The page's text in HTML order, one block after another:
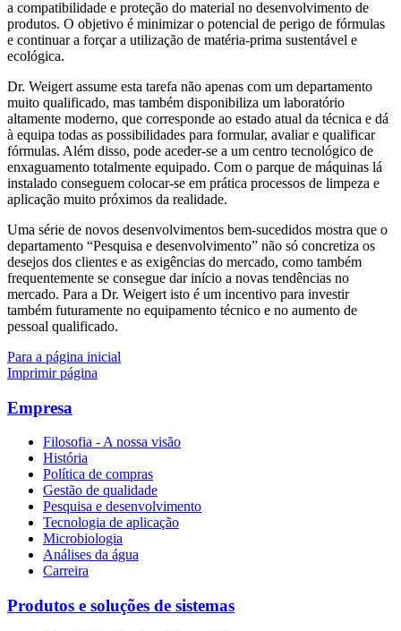
a compatibilidade e proteção do material no desenvolvimento de
produtos. O objetivo é minimizar o potencial de perigo de fórmulas
e continuar a forçar a utilização de matéria-prima sustentável e
ecológica.
Dr. Weigert assume esta tarefa não apenas com um departamento
muito qualificado, mas também disponibiliza um laboratório
altamente moderno, que corresponde ao estado atual da técnica e dá
à equipa todas as possibilidades para formular, avaliar e qualificar
fórmulas. Além disso, pode aceder-se a um centro tecnológico de
enxaguamento totalmente equipado. Com o parque de máquinas lá
instalado conseguem colocar-se em prática processos de limpeza e
aplicação muito próximos da realidade.
Uma série de novos desenvolvimentos bem-sucedidos mostra que o
departamento “Pesquisa e desenvolvimento” não só concretiza os
desejos dos clientes e as exigências do mercado, como também
frequentemente se consegue dar início a novas tendências no
mercado. Para a Dr. Weigert isto é um incentivo para investir
também futuramente no equipamento técnico e no aumento de
pessoal qualificado.
Para a página inicial
Imprimir página
Empresa
Filosofia - A nossa visão
História
Política de compras
Gestão de qualidade
Pesquisa e desenvolvimento
Tecnologia de aplicação
Microbiologia
Análises da água
Carreira
Produtos e soluções de sistemas